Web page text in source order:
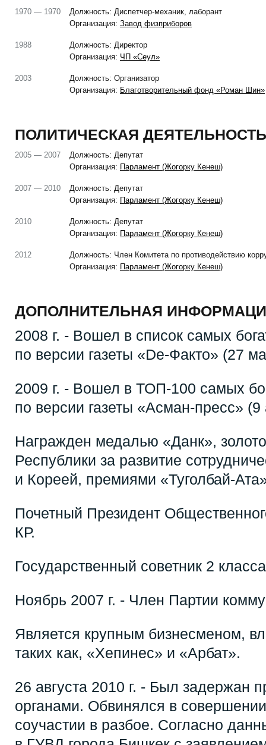
1970 — 1970
Должность: Диспетчер-механик, лаборант
Организация: Завод физприборов
1988
Должность: Директор
Организация: ЧП «Сеул»
2003
Должность: Организатор
Организация: Благотворительный фонд «Роман Шин»
ПОЛИТИЧЕСКАЯ
2005 — 2007
Должность: Депутат
Организация: Парламент (Жогорку Кенеш)
2007 — 2010
Должность: Депутат
Организация: Парламент (Жогорку Кенеш)
2010
Должность: Депутат
Организация: Парламент (Жогорку Кенеш)
2012
Должность: Член Комитета по противодействию
Организация: Парламент (Жогорку Кенеш)
ДОПОЛНИТЕЛЬНАЯ
2008 г. - Вошел в список самых
по версии газеты «De-Факто» (27
2009 г. - Вошел в ТОП-100 самых
по версии газеты «Асман-пресс» (9
Награжден медалью «Данк»,
Республики за развитие
и Кореей, премиями «Туголбай-
Почетный Президент
КР.
Государственный советник 2 класса
Ноябрь 2007 г. - Член Партии
Является крупным бизнесменом,
таких как, «Хепинес» и «Арбат».
26 августа 2010 г. - Был задержан
органами. Обвинялся в
соучастии в разбое. Согласно